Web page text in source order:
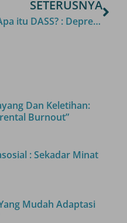
SETERUSNYA
Apa itu DASS? : Depression Anxiety Stress Scales
Dan Keletihan:
Burnout”
: Sekadar Minat
Mudah Adaptasi